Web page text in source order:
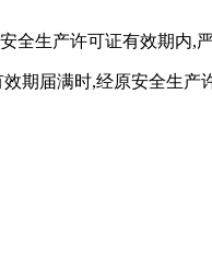
全生产许可证有效期内,
期届满时,经原安全生产